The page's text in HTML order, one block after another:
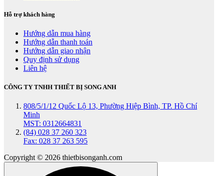
Hỗ trợ khách hàng
Hướng dẫn mua hàng
Hướng dẫn thanh toán
Hướng dẫn giao nhận
Quy định sử dụng
Liên hệ
CÔNG TY TNHH THIẾT BỊ SONG ANH
808/5/1/12 Quốc Lộ 13, Phường Hiệp Bình, TP. Hồ Chí
Minh
MST: 0312664831
(84) 028 37 260 323
Fax: 028 37 263 595
Copyright © 2026 thietbisonganh.com